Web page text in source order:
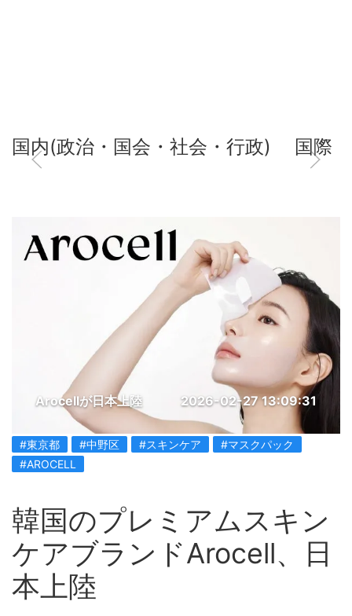
国内(政治・国会・社会・行政) 国際
Arocellが日本上陸 2026-02-27 13:09:31
#東京都 #中野区 #スキンケア
#マスクパック
#AROCELL
韓国のプレミアムスキン
ケアブランドArocell、日
本上陸